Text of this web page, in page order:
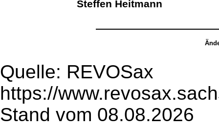
Steffen Heitmann
Quelle: REVOSax
https://
Stand vom 08.08.2026